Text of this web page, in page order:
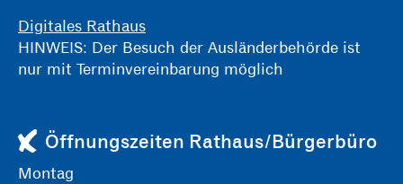
Digitales Rathaus
HINWEIS: Der Besuch der Ausländerbehörde ist
nur mit Terminvereinbarung möglich
Öffnungszeiten Rathaus/Bürgerbüro
Montag